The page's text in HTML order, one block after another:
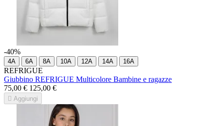
-40%
4A 6A 8A 10A 12A 14A 16A
REFRIGUE
Giubbino REFRIGUE Multicolore Bambine e ragazze
75,00 € 125,00 €
 Aggiungi